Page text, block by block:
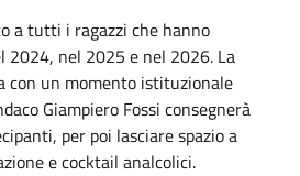
a tutti i ragazzi che hanno
2024, nel 2025 e nel 2026. La
con un momento istituzionale
Giampiero Fossi consegnerà
per poi lasciare spazio a
e cocktail analcolici.